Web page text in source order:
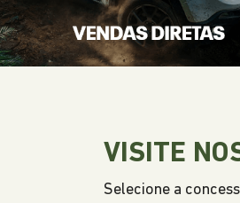
VISITE
Selecione a